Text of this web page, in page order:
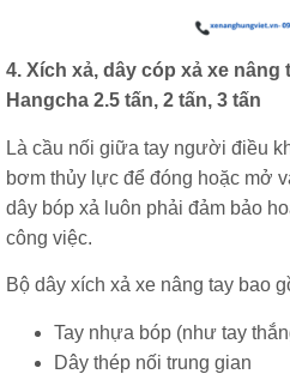
4. Xích xả, dây cóp xả xe nâng
Hangcha 2.5 tấn, 2 tấn, 3 tấn
Là cầu nối giữa tay người điều
bơm thủy lực để đóng hoặc mở
dây bóp xả luôn phải đảm bảo
công việc.
Bộ dây xích xả xe nâng tay bao
Tay nhựa bóp (như tay
Dây thép nối trung gian